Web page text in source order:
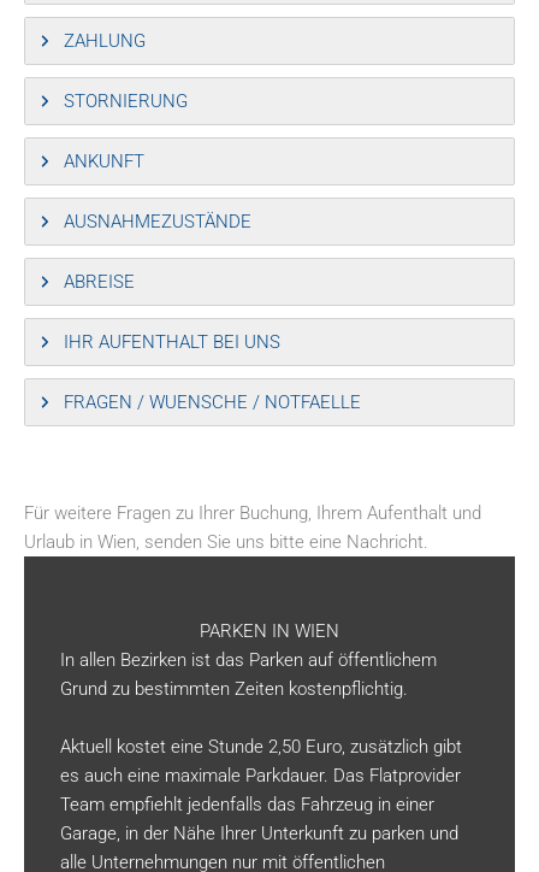
ZAHLUNG
STORNIERUNG
ANKUNFT
AUSNAHMEZUSTÄNDE
ABREISE
IHR AUFENTHALT BEI UNS
FRAGEN / WUENSCHE / NOTFAELLE
Für weitere Fragen zu Ihrer Buchung, Ihrem Aufenthalt und
Urlaub in Wien, senden Sie uns bitte eine Nachricht.
PARKEN IN WIEN
In allen Bezirken ist das Parken auf öffentlichem
Grund zu bestimmten Zeiten kostenpflichtig.
Aktuell kostet eine Stunde 2,50 Euro, zusätzlich gibt
es auch eine maximale Parkdauer. Das Flatprovider
Team empfiehlt jedenfalls das Fahrzeug in einer
Garage, in der Nähe Ihrer Unterkunft zu parken und
alle Unternehmungen nur mit öffentlichen